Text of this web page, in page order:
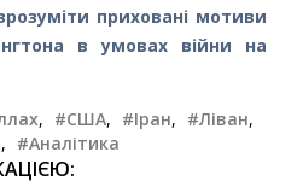
приховані мотиви
в умовах війни на
, #США, #Іран, #Ліван,
, #Аналітика